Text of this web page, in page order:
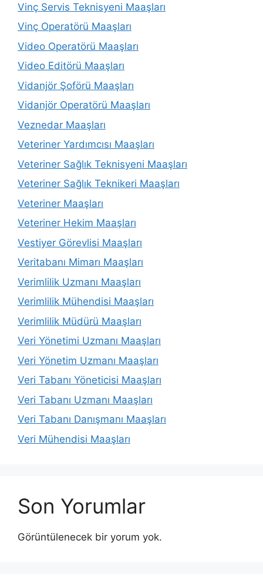
Vinç Servis Teknisyeni Maaşları
Vinç Operatörü Maaşları
Video Operatörü Maaşları
Video Editörü Maaşları
Vidanjör Şoförü Maaşları
Vidanjör Operatörü Maaşları
Veznedar Maaşları
Veteriner Yardımcısı Maaşları
Veteriner Sağlık Teknisyeni Maaşları
Veteriner Sağlık Teknikeri Maaşları
Veteriner Maaşları
Veteriner Hekim Maaşları
Vestiyer Görevlisi Maaşları
Veritabanı Mimarı Maaşları
Verimlilik Uzmanı Maaşları
Verimlilik Mühendisi Maaşları
Verimlilik Müdürü Maaşları
Veri Yönetimi Uzmanı Maaşları
Veri Yönetim Uzmanı Maaşları
Veri Tabanı Yöneticisi Maaşları
Veri Tabanı Uzmanı Maaşları
Veri Tabanı Danışmanı Maaşları
Veri Mühendisi Maaşları
Son Yorumlar
Görüntülenecek bir yorum yok.